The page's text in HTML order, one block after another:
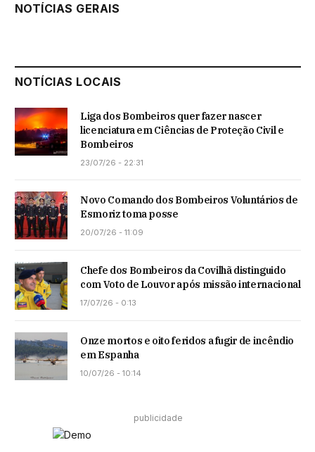
NOTÍCIAS GERAIS
NOTÍCIAS LOCAIS
Liga dos Bombeiros quer fazer nascer
licenciatura em Ciências de Proteção Civil e
Bombeiros
23/07/26 - 22:31
Novo Comando dos Bombeiros Voluntários de
Esmoriz toma posse
20/07/26 - 11:09
Chefe dos Bombeiros da Covilhã distinguido
com Voto de Louvor após missão internacional
17/07/26 - 0:13
Onze mortos e oito feridos a fugir de incêndio
em Espanha
10/07/26 - 10:14
publicidade